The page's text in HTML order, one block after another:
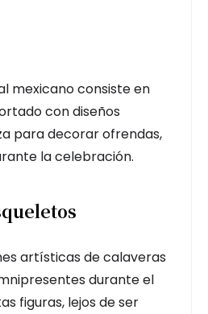
mexicano consiste en
con diseños
para decorar ofrendas,
la celebración.
artísticas de calaveras
durante el
figuras, lejos de ser